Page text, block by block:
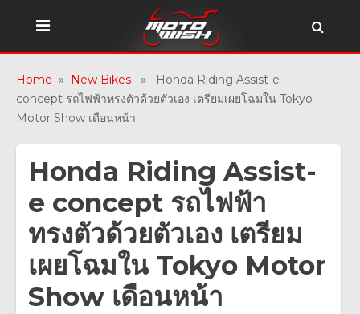
Home » New Bikes » Honda Riding Assist-e
concept รถไฟฟ้าทรงตัวด้วยตัวเอง เตรียมเผยโฉมใน Tokyo
Motor Show เดือนหน้า
Honda Riding Assist-
e concept รถไฟฟ้า
ทรงตัวด้วยตัวเอง เตรียม
เผยโฉมใน Tokyo Motor
Show เดือนหน้า